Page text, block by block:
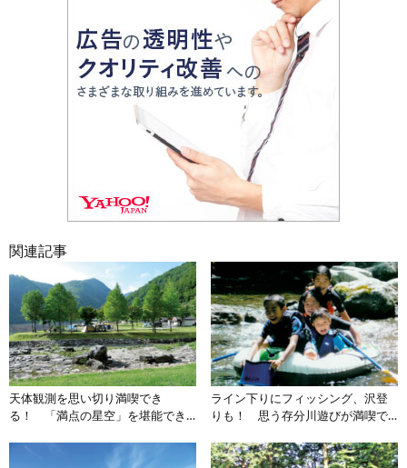
関連記事
天体観測を思い切り満喫でき
る！ 「満点の星空」を堪能でき
ライン下りにフィッシング、沢登
りも！ 思う存分川遊びが満喫で
エリア】